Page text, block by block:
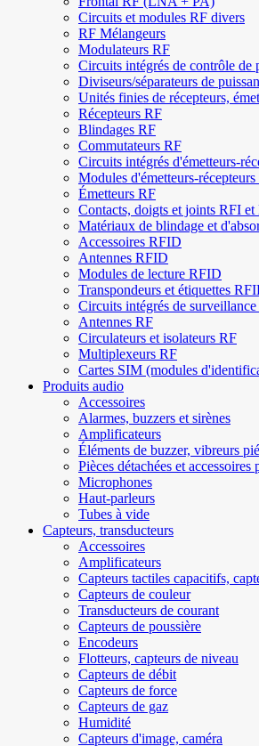
Circuits et modules RF divers
RF Mélangeurs
Modulateurs RF
Circuits intégrés de contrôle de
Diviseurs/séparateurs de
Unités finies de récepteurs,
Récepteurs RF
Blindages RF
Commutateurs RF
Circuits intégrés d'émetteurs-
Modules d'émetteurs-
Émetteurs RF
Contacts, doigts et joints RFI
Matériaux de blindage et
Accessoires RFID
Antennes RFID
Modules de lecture RFID
Transpondeurs et étiquettes
Circuits intégrés de
Antennes RF
Circulateurs et isolateurs RF
Multiplexeurs RF
Cartes SIM (modules
Produits audio
Accessoires
Alarmes, buzzers et sirènes
Amplificateurs
Éléments de buzzer, vibreurs
Pièces détachées et accessoires
Microphones
Haut-parleurs
Tubes à vide
Capteurs, transducteurs
Accessoires
Amplificateurs
Capteurs tactiles capacitifs,
Capteurs de couleur
Transducteurs de courant
Capteurs de poussière
Encodeurs
Flotteurs, capteurs de niveau
Capteurs de débit
Capteurs de force
Capteurs de gaz
Humidité
Capteurs d'image, caméra